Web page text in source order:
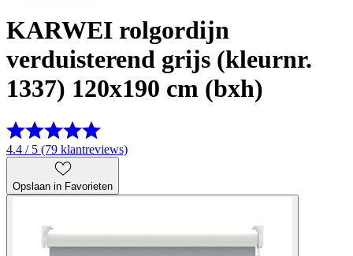
KARWEI rolgordijn
verduisterend grijs (kleurnr.
1337) 120x190 cm (bxh)
4.4 / 5 (79 klantreviews)
Opslaan in Favorieten